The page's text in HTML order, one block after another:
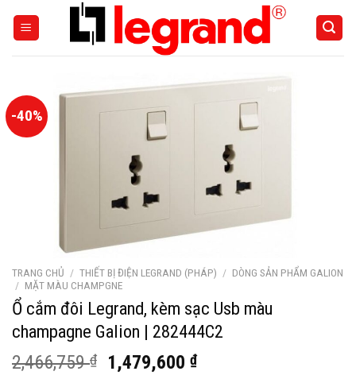
-40%
TRANG CHỦ / THIẾT BỊ ĐIỆN LEGRAND (PHÁP) / DÒNG SẢN PHẨM GALION
/ MẶT MÀU CHAMPGNE
Ổ cắm đôi Legrand, kèm sạc Usb màu
champagne Galion | 282444C2
2,466,759₫
Giá
1,479,600₫Giá